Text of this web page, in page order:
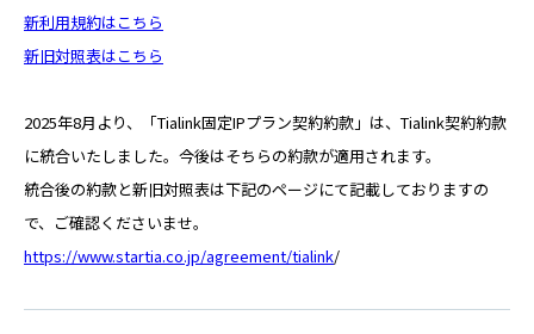
Web請求書
CONTACT
サービスに関するお問合せ
新利用規約はこちら
新旧対照表はこちら
2025年8月より、「Tialink固定IPプラン契約約款」は、Tialink契約約款
に統合いたしました。今後はそちらの約款が適用されます。
統合後の約款と新旧対照表は下記のページにて記載しておりますの
で、ご確認くださいませ。
https://www.startia.co.jp/agreement/tialink/